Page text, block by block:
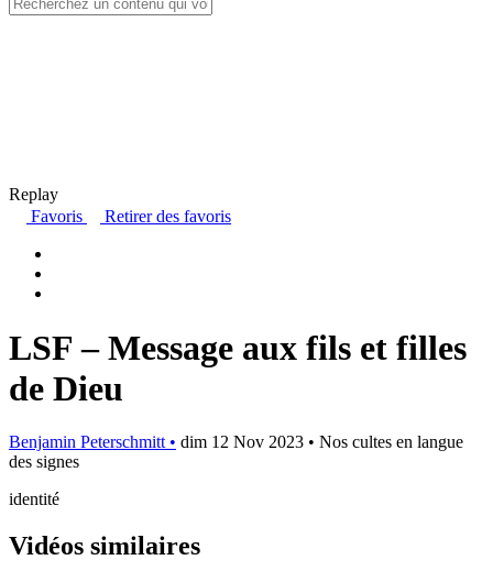
Replay
Favoris
Retirer des favoris
LSF – Message aux fils et filles
de Dieu
Benjamin Peterschmitt • dim 12 Nov 2023 • Nos cultes en langue
des signes
identité
Vidéos similaires